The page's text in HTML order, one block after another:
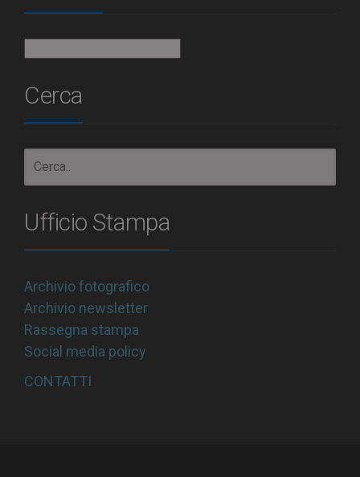
Cerca
Ufficio Stampa
Archivio fotografico
Archivio newsletter
Rassegna stampa
Social media policy
CONTATTI